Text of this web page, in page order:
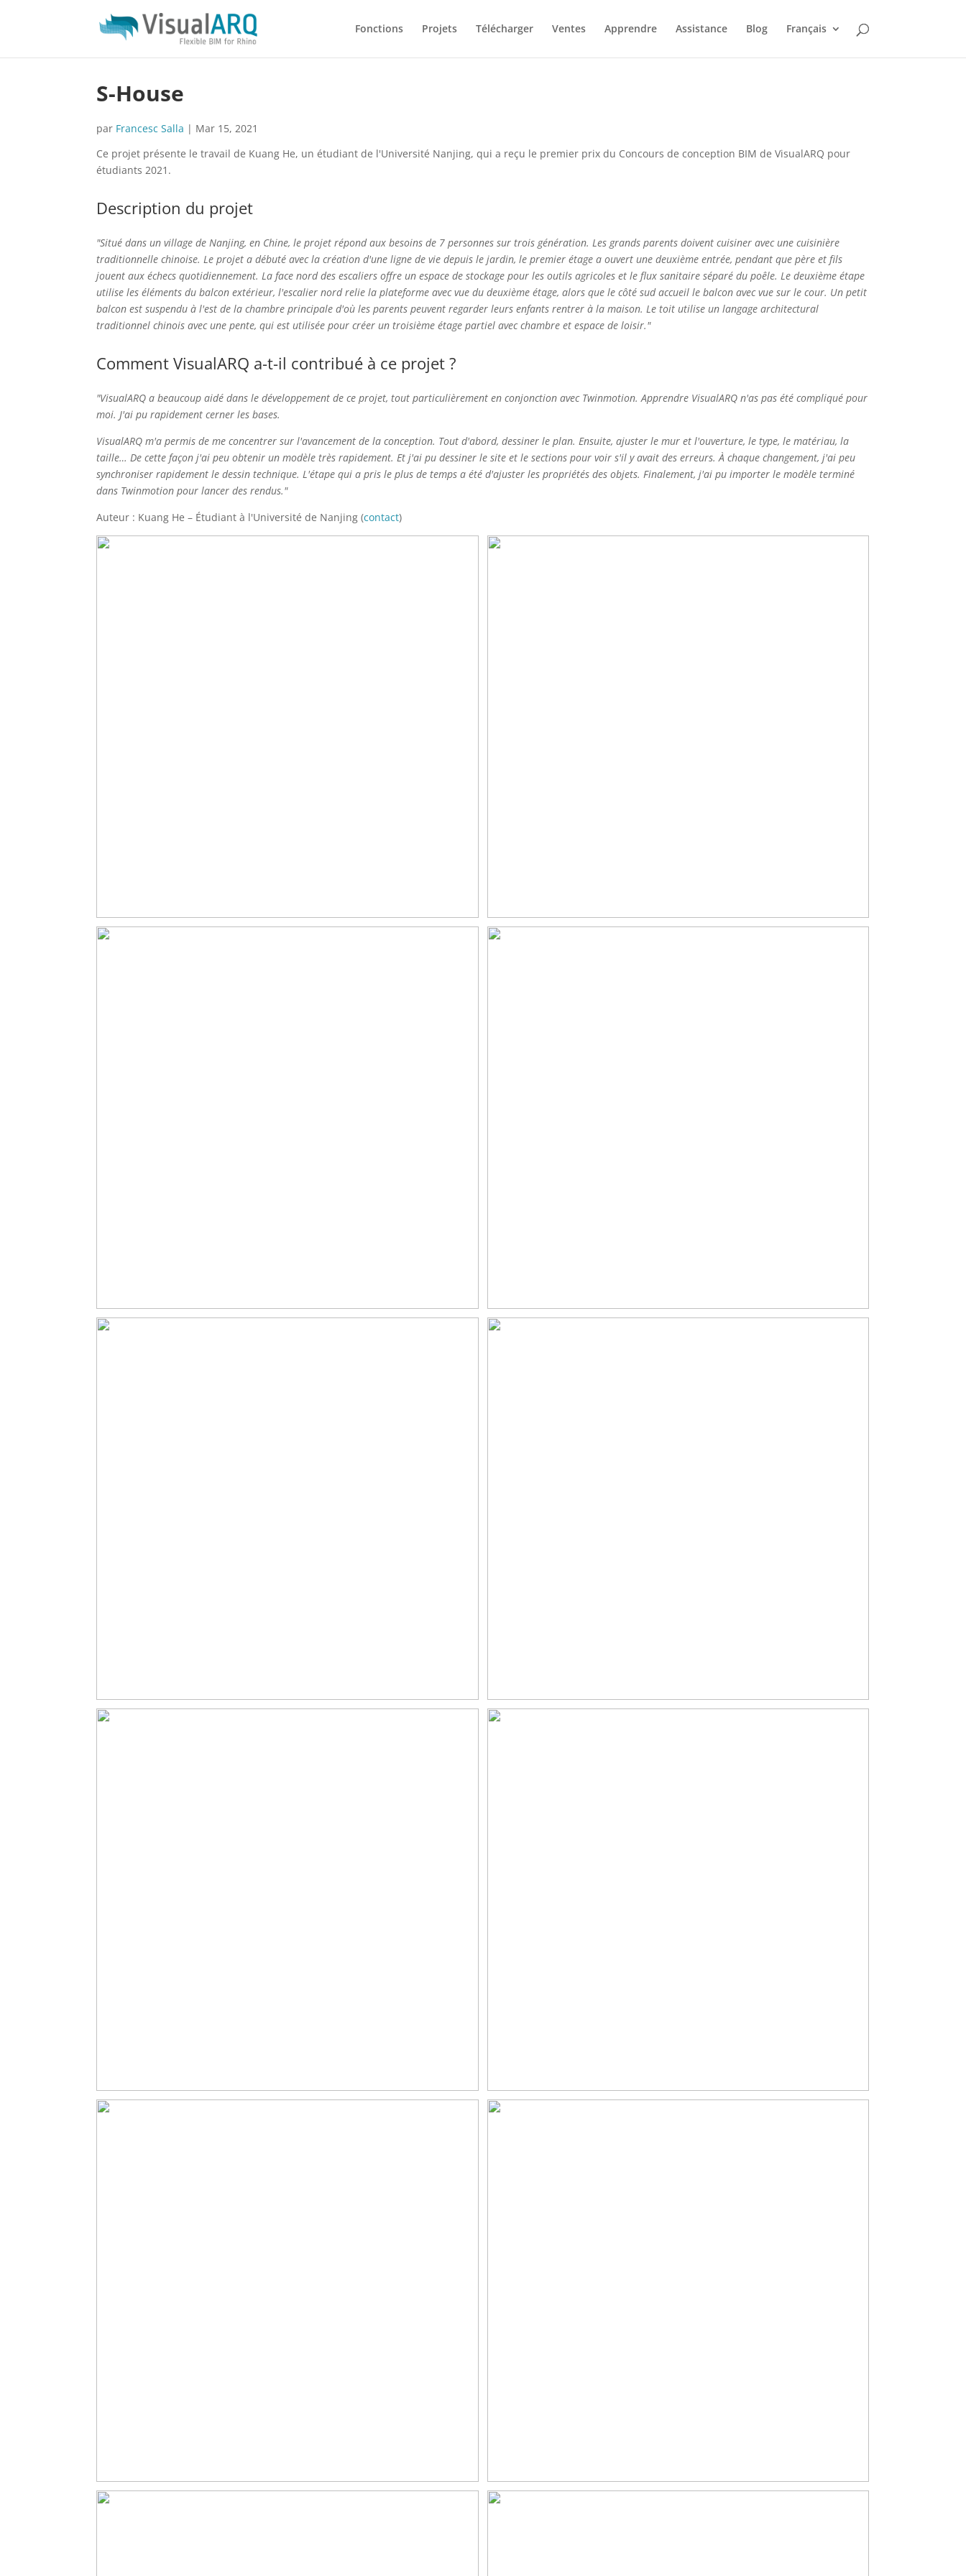
Fonctions Projets Télécharger Ventes Apprendre Assistance Blog Français
S-House
par Francesc Salla | Mar 15, 2021
Ce projet présente le travail de Kuang He, un étudiant de l'Université Nanjing, qui a reçu le premier prix du Concours de conception BIM de VisualARQ pour
étudiants 2021.
Description du projet
"Situé dans un village de Nanjing, en Chine, le projet répond aux besoins de 7 personnes sur trois génération. Les grands parents doivent cuisiner avec une cuisinière
traditionnelle chinoise. Le projet a débuté avec la création d'une ligne de vie depuis le jardin, le premier étage a ouvert une deuxième entrée, pendant que père et fils
jouent aux échecs quotidiennement. La face nord des escaliers offre un espace de stockage pour les outils agricoles et le flux sanitaire séparé du poêle. Le deuxième étape
utilise les éléments du balcon extérieur, l'escalier nord relie la plateforme avec vue du deuxième étage, alors que le côté sud accueil le balcon avec vue sur le cour. Un petit
balcon est suspendu à l'est de la chambre principale d'où les parents peuvent regarder leurs enfants rentrer à la maison. Le toit utilise un langage architectural
traditionnel chinois avec une pente, qui est utilisée pour créer un troisième étage partiel avec chambre et espace de loisir."
Comment VisualARQ a-t-il contribué à ce projet ?
"VisualARQ a beaucoup aidé dans le développement de ce projet, tout particulièrement en conjonction avec Twinmotion. Apprendre VisualARQ n'as pas été compliqué pour
moi. J'ai pu rapidement cerner les bases.
VisualARQ m'a permis de me concentrer sur l'avancement de la conception. Tout d'abord, dessiner le plan. Ensuite, ajuster le mur et l'ouverture, le type, le matériau, la
taille… De cette façon j'ai peu obtenir un modèle très rapidement. Et j'ai pu dessiner le site et le sections pour voir s'il y avait des erreurs. À chaque changement, j'ai peu
synchroniser rapidement le dessin technique. L'étape qui a pris le plus de temps a été d'ajuster les propriétés des objets. Finalement, j'ai pu importer le modèle terminé
dans Twinmotion pour lancer des rendus."
Auteur : Kuang He – Étudiant à l'Université de Nanjing (contact)